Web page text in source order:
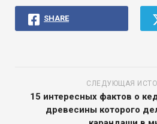
SHARE
СЛЕДУЮЩАЯ
15 интересных фактов о
древесины которого